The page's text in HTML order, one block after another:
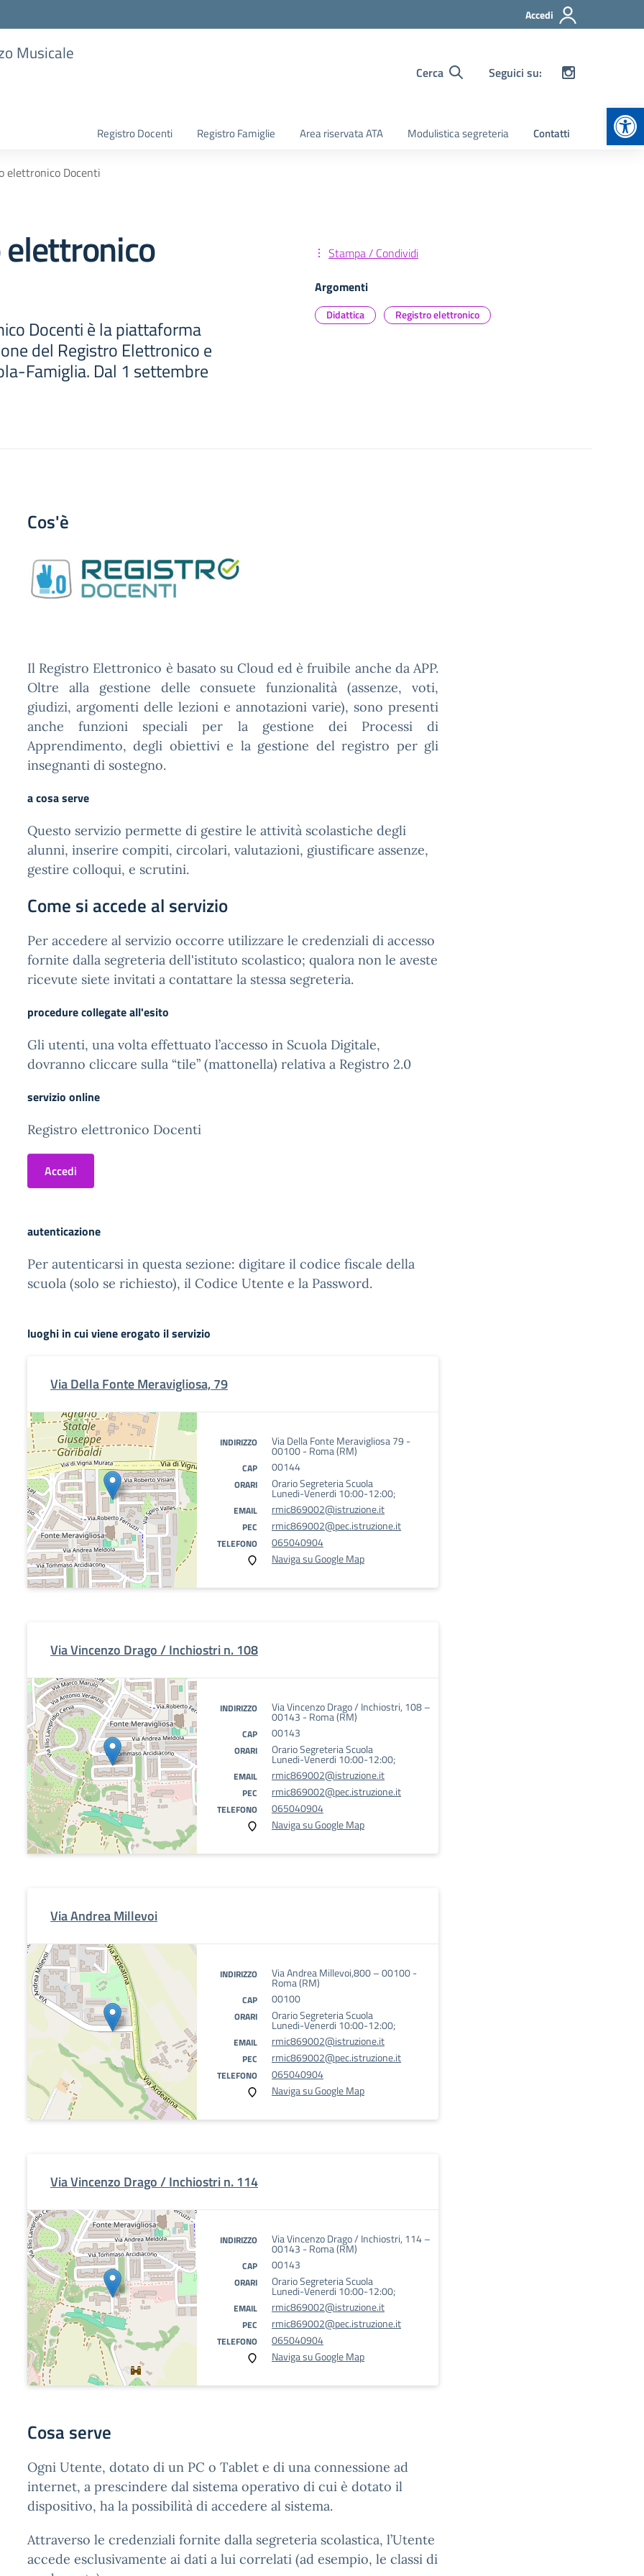
Accedi
Musicale
Cerca Seguici su:
Registro Docenti Registro Famiglie Area riservata ATA Modulistica segreteria Contatti
elettronico Docenti
Docenti è la piattaforma
del Registro Elettronico e
Famiglia. Dal 1 settembre
Stampa / Condividi
Argomenti
Didattica Registro elettronico
Cos'è
Il Registro Elettronico è basato su Cloud ed è fruibile anche da APP.
Oltre alla gestione delle consuete funzionalità (assenze, voti,
giudizi, argomenti delle lezioni e annotazioni varie), sono presenti
anche funzioni speciali per la gestione dei Processi di
Apprendimento, degli obiettivi e la gestione del registro per gli
insegnanti di sostegno.
a cosa serve
Questo servizio permette di gestire le attività scolastiche degli
alunni, inserire compiti, circolari, valutazioni, giustificare assenze,
gestire colloqui, e scrutini.
Come si accede al servizio
Per accedere al servizio occorre utilizzare le credenziali di accesso
fornite dalla segreteria dell'istituto scolastico; qualora non le aveste
ricevute siete invitati a contattare la stessa segreteria.
procedure collegate all'esito
Gli utenti, una volta effettuato l’accesso in Scuola Digitale,
dovranno cliccare sulla “tile” (mattonella) relativa a Registro 2.0
servizio online
Registro elettronico Docenti
Accedi
autenticazione
Per autenticarsi in questa sezione: digitare il codice fiscale della
scuola (solo se richiesto), il Codice Utente e la Password.
luoghi in cui viene erogato il servizio
Via Della Fonte Meravigliosa, 79
INDIRIZZO Via Della Fonte Meravigliosa 79 -
00100 - Roma (RM)
CAP 00144
ORARI Orario Segreteria Scuola
Lunedi-Venerdi 10:00-12:00;
EMAIL rmic869002@istruzione.it
PEC rmic869002@pec.istruzione.it
TELEFONO
065040904
Naviga su Google Map
Via Vincenzo Drago / Inchiostri n. 108
INDIRIZZO Via Vincenzo Drago / Inchiostri, 108 –
00143 - Roma (RM)
CAP 00143
ORARI Orario Segreteria Scuola
Lunedi-Venerdi 10:00-12:00;
EMAIL rmic869002@istruzione.it
PEC rmic869002@pec.istruzione.it
TELEFONO
065040904
Naviga su Google Map
Via Andrea Millevoi
INDIRIZZO Via Andrea Millevoi,800 – 00100 -
Roma (RM)
CAP 00100
ORARI Orario Segreteria Scuola
Lunedi-Venerdi 10:00-12:00;
EMAIL rmic869002@istruzione.it
PEC rmic869002@pec.istruzione.it
TELEFONO
065040904
Naviga su Google Map
Via Vincenzo Drago / Inchiostri n. 114
INDIRIZZO Via Vincenzo Drago / Inchiostri, 114 –
00143 - Roma (RM)
CAP 00143
ORARI Orario Segreteria Scuola
Lunedi-Venerdi 10:00-12:00;
EMAIL rmic869002@istruzione.it
PEC rmic869002@pec.istruzione.it
TELEFONO
065040904
Naviga su Google Map
Cosa serve
Ogni Utente, dotato di un PC o Tablet e di una connessione ad
internet, a prescindere dal sistema operativo di cui è dotato il
dispositivo, ha la possibilità di accedere al sistema.
Attraverso le credenziali fornite dalla segreteria scolastica, l’Utente
accede esclusivamente ai dati a lui correlati (ad esempio, le classi di